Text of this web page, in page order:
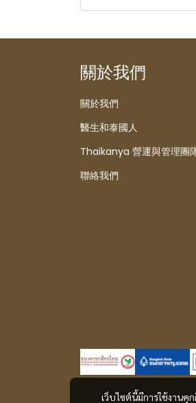
เว็บไซต์นี้มีการใช้งาน
關於我們
關於我們
醫生和泰國人
Thaikanya 營運與管理團
聯絡我們